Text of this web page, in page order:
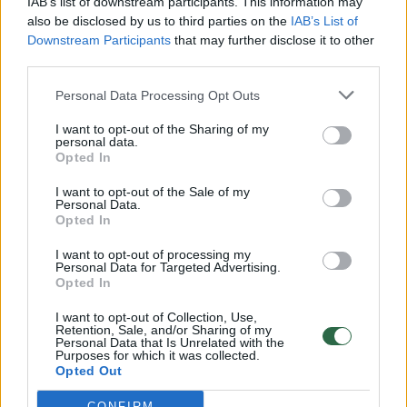
also be disclosed by us to third parties on the IAB’s List of
Downstream Participants that may further disclose it to other
Personal Data Processing Opt Outs
I want to opt-out of the Sharing of my
personal data.
Opted In
I want to opt-out of the Sale of my
Personal Data.
Opted In
I want to opt-out of processing my
Personal Data for Targeted Advertising.
Opted In
I want to opt-out of Collection, Use,
Retention, Sale, and/or Sharing of my
Personal Data that Is Unrelated with the
Purposes for which it was collected.
Opted Out
Žinios | Lietuvos diena
32 laipsnių šilumos
Žinios | Orai
00:15:54
V. Zalužno pasisakymą laiko bandymu įsitvirtinti
Ukrainos politikoje: jis yra neteisus
Laidos | Nauja diena
K. Prunskienės brolis prisiminė jaudinančią akimirką
prieš mirtį: „Tai buvo simbolinis mūsų pagerbimo
ženklas“